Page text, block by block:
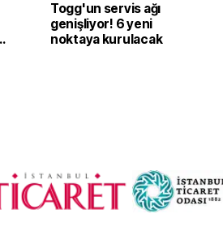
Togg'un servis ağı
genişliyor! 6 yeni
noktaya kurulacak